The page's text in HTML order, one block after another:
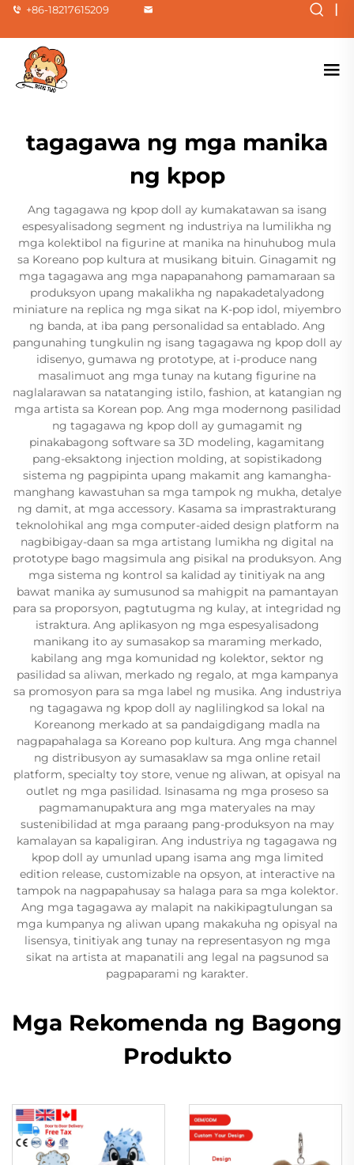
+86-18217615209 |
tagagawa ng mga manika
ng kpop
Ang tagagawa ng kpop doll ay kumakatawan sa isang
espesyalisadong segment ng industriya na lumilikha ng
mga kolektibol na figurine at manika na hinuhubog mula
sa Koreano pop kultura at musikang bituin. Ginagamit ng
mga tagagawa ang mga napapanahong pamamaraan sa
produksyon upang makalikha ng napakadetalyadong
miniature na replica ng mga sikat na K-pop idol, miyembro
ng banda, at iba pang personalidad sa entablado. Ang
pangunahing tungkulin ng isang tagagawa ng kpop doll ay
idisenyo, gumawa ng prototype, at i-produce nang
masalimuot ang mga tunay na kutang figurine na
naglalarawan sa natatanging istilo, fashion, at katangian ng
mga artista sa Korean pop. Ang mga modernong pasilidad
ng tagagawa ng kpop doll ay gumagamit ng
pinakabagong software sa 3D modeling, kagamitang
pang-eksaktong injection molding, at sopistikadong
sistema ng pagpipinta upang makamit ang kamangha-
manghang kawastuhan sa mga tampok ng mukha, detalye
ng damit, at mga accessory. Kasama sa imprastrakturang
teknolohikal ang mga computer-aided design platform na
nagbibigay-daan sa mga artistang lumikha ng digital na
prototype bago magsimula ang pisikal na produksyon. Ang
mga sistema ng kontrol sa kalidad ay tinitiyak na ang
bawat manika ay sumusunod sa mahigpit na pamantayan
para sa proporsyon, pagtutugma ng kulay, at integridad ng
istraktura. Ang aplikasyon ng mga espesyalisadong
manikang ito ay sumasakop sa maraming merkado,
kabilang ang mga komunidad ng kolektor, sektor ng
pasilidad sa aliwan, merkado ng regalo, at mga kampanya
sa promosyon para sa mga label ng musika. Ang industriya
ng tagagawa ng kpop doll ay naglilingkod sa lokal na
Koreanong merkado at sa pandaigdigang madla na
nagpapahalaga sa Koreano pop kultura. Ang mga channel
ng distribusyon ay sumasaklaw sa mga online retail
platform, specialty toy store, venue ng aliwan, at opisyal na
outlet ng mga pasilidad. Isinasama ng mga proseso sa
pagmamanupaktura ang mga materyales na may
sustenibilidad at mga paraang pang-produksyon na may
kamalayan sa kapaligiran. Ang industriya ng tagagawa ng
kpop doll ay umunlad upang isama ang mga limited
edition release, customizable na opsyon, at interactive na
tampok na nagpapahusay sa halaga para sa mga kolektor.
Ang mga tagagawa ay malapit na nakikipagtulungan sa
mga kumpanya ng aliwan upang makakuha ng opisyal na
lisensya, tinitiyak ang tunay na representasyon ng mga
sikat na artista at mapanatili ang legal na pagsunod sa
pagpaparami ng karakter.
Mga Rekomenda ng Bagong
Produkto